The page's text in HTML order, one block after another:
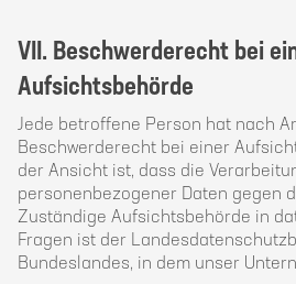
VII. Beschwerderecht bei
Aufsichtsbehörde
Jede betroffene Person hat nach
Beschwerderecht bei einer
der Ansicht ist, dass die
personenbezogener Daten gegen
Zuständige Aufsichtsbehörde in
Fragen ist der
Bundeslandes, in dem unser